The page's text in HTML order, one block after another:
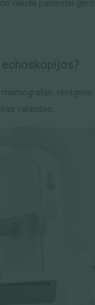
nauda pacientei
valandas.